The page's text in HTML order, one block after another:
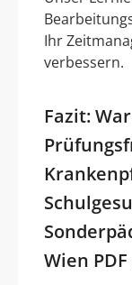
Ihr
verbessern.
Fazit:
Wien